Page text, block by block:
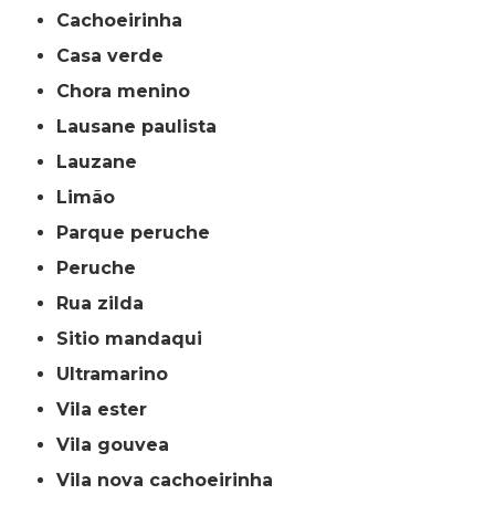
cachoeirinha
casa verde
chora menino
lausane paulista
lauzane
limão
parque peruche
peruche
rua zilda
sitio mandaqui
ultramarino
vila ester
vila gouvea
vila nova cachoeirinha